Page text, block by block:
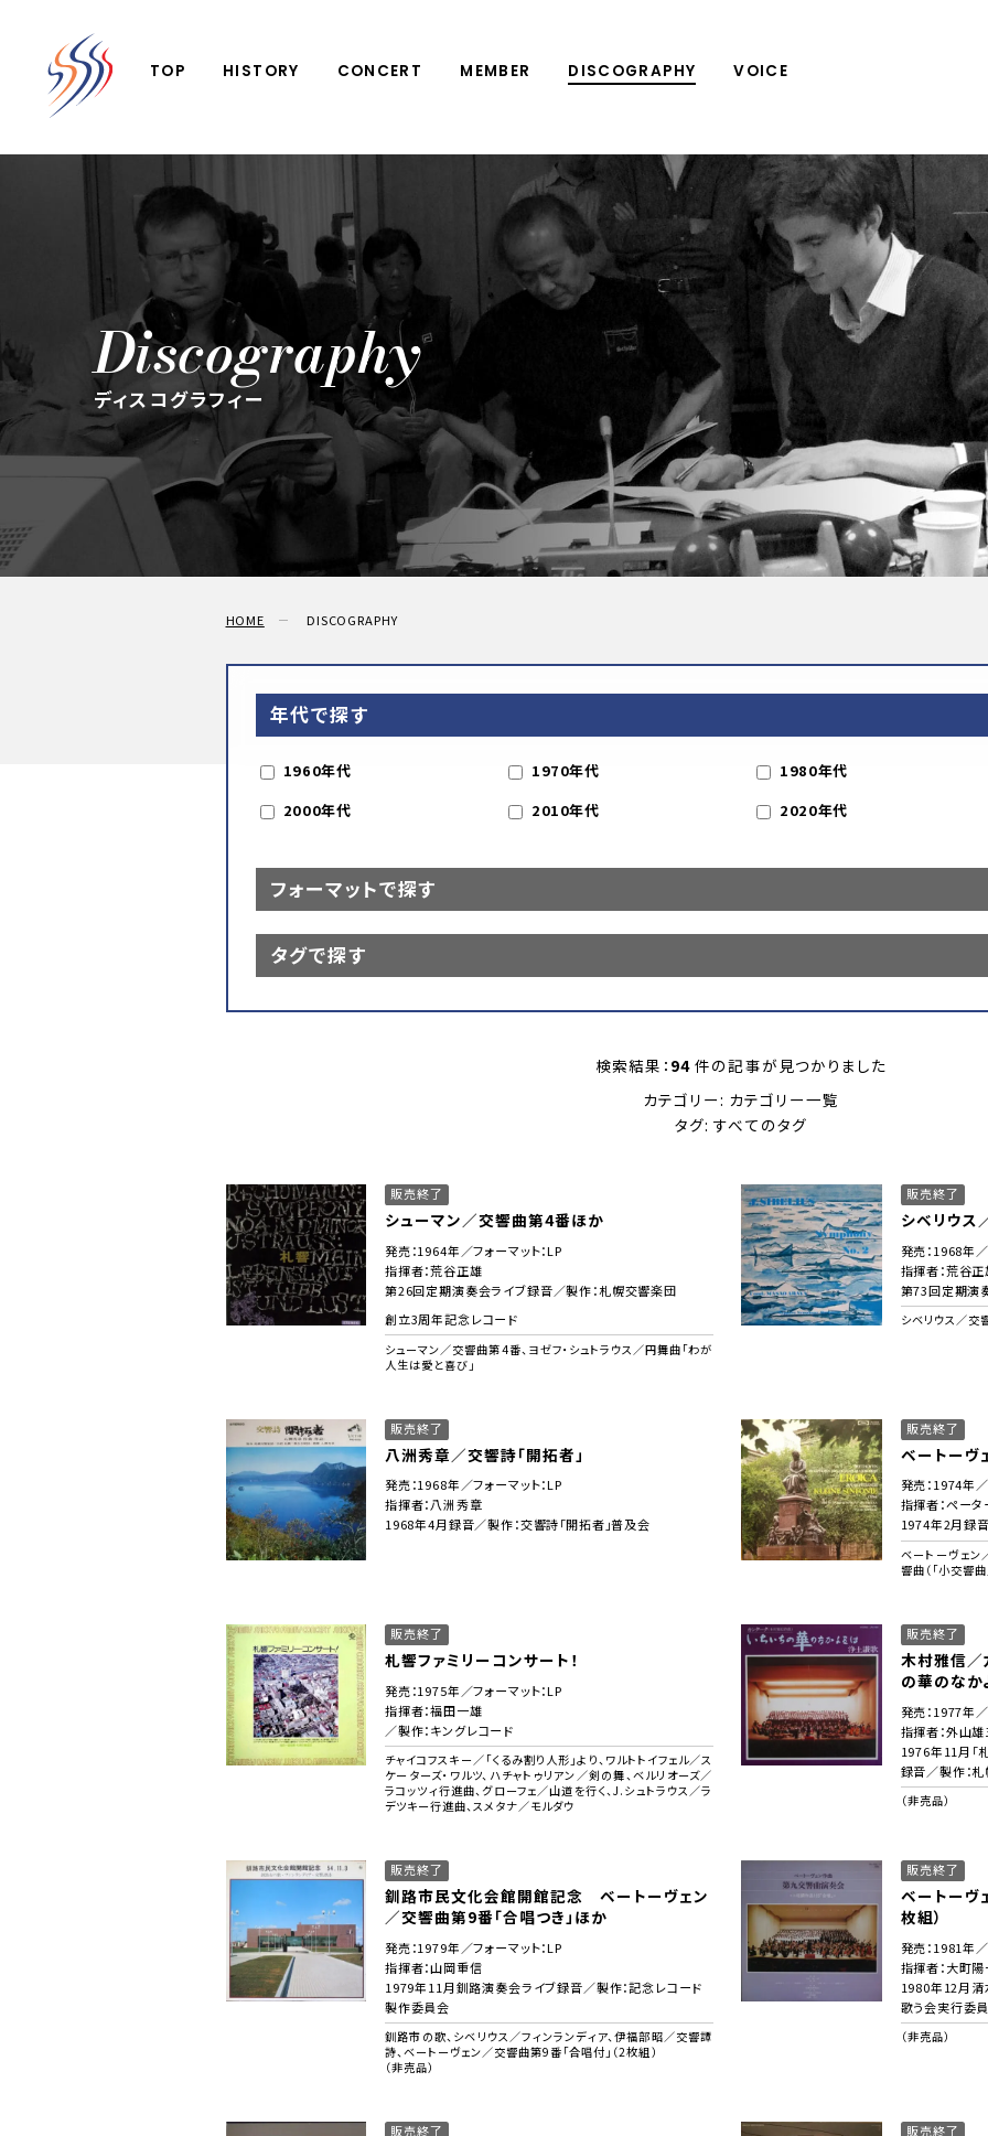
TOP HISTORY CONCERT MEMBER DISCOGRAPHY VOICE
Discography
ディスコグラフィー
HOME DISCOGRAPHY
年代で探す
1960年代 1970年代 1980年代
2000年代
2010年代 2020年代
フォーマットで探す
タグで探す
検索結果： 94 件の記事が見つかりました
カテゴリー: カテゴリー一覧
タグ: すべてのタグ
販売終了
シューマン／交響曲第4番ほか
発売：1964年／フォーマット：LP
指揮者：荒谷正雄
第26回定期演奏会ライブ録音／製作：札幌交響楽団
創立3周年記念レコード
シューマン／交響曲第4番、ヨゼフ・シュトラウス／円舞曲「わが
人生は愛と喜び」
販売終了
シベリウス
発売：1968年／
指揮者：荒谷正
第73回定期演
シベリウス／交
販売終了
八洲秀章／交響詩「開拓者」
発売：1968年／フォーマット：LP
指揮者：八洲秀章
1968年4月録音／製作：交響詩「開拓者」普及会
販売終了
ベートーヴ
発売：1974年／
指揮者：ペータ
1974年2月録
ベートーヴェン
響曲（「小交響
販売終了
札響ファミリーコンサート！
発売：1975年／フォーマット：LP
指揮者：福田一雄
／製作：キングレコード
チャイコフスキー／「くるみ割り人形」より、ワルトトイフェル／ス
ケーターズ・ワルツ、ハチャトゥリアン／剣の舞、ベルリオーズ／
ラコッツィ行進曲、グローフェ／山道を行く、J.シュトラウス／ラ
デツキー行進曲、スメタナ／モルダウ
販売終了
木村雅信／
の華のなか
発売：1977年／
指揮者：外山雄
1976年11月「
録音／製作：
（非売品）
販売終了
釧路市民文化会館開館記念 ベートーヴェン
／交響曲第9番「合唱つき」ほか
発売：1979年／フォーマット：LP
指揮者：山岡重信
1979年11月釧路演奏会ライブ録音／製作：記念レコード
製作委員会
釧路市の歌、シベリウス／フィンランディア、伊福部昭／交響譚
詩、ベートーヴェン／交響曲第9番「合唱付」（2枚組）
（非売品）
販売終了
ベートーヴ
枚組）
発売：1981年／
指揮者：大町陽
1980年12月清
歌う会実行委
（非売品）
販売終了 販売終了